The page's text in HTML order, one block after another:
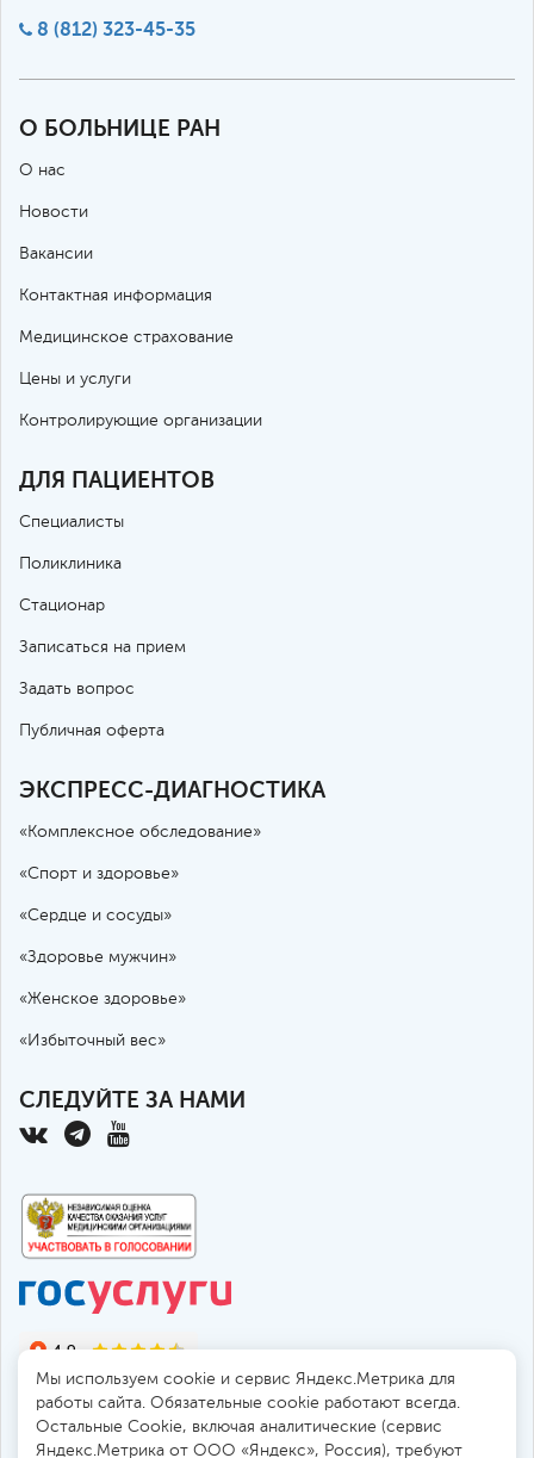
8 (812) 323-45-35
О БОЛЬНИЦЕ РАН
О нас
Новости
Вакансии
Контактная информация
Медицинское страхование
Цены и услуги
Контролирующие организации
ДЛЯ ПАЦИЕНТОВ
Специалисты
Поликлиника
Стационар
Записаться на прием
Задать вопрос
Публичная оферта
ЭКСПРЕСС-ДИАГНОСТИКА
«Комплексное обследование»
«Спорт и здоровье»
«Сердце и сосуды»
«Здоровье мужчин»
«Женское здоровье»
«Избыточный вес»
СЛЕДУЙТЕ ЗА НАМИ
Мы используем cookie и сервис Яндекс.Метрика для
работы сайта. Обязательные cookie работают всегда.
Остальные Сookie, включая аналитические (сервис
Яндекс.Метрика от ООО «Яндекс», Россия), требуют